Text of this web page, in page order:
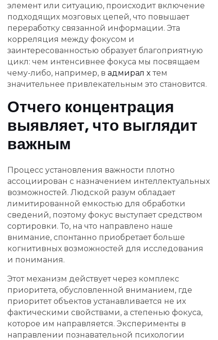
элемент или ситуацию, происходит включение
подходящих мозговых цепей, что повышает
переработку связанной информации. Эта
корреляция между фокусом и
заинтересованностью образует благоприятную
цикл: чем интенсивнее фокуса мы посвящаем
чему-либо, например, в адмирал x тем
значительнее привлекательным это становится.
Отчего концентрация
выявляет, что выглядит
важным
Процесс установления важности плотно
ассоциирован с назначением интеллектуальных
возможностей. Людской разум обладает
лимитированной емкостью для обработки
сведений, поэтому фокус выступает средством
сортировки. То, на что направлено наше
внимание, спонтанно приобретает больше
когнитивных возможностей для исследования
и понимания.
Этот механизм действует через комплекс
приоритета, обусловленной вниманием, где
приоритет объектов устанавливается не их
фактическими свойствами, а степенью фокуса,
которое им направляется. Эксперименты в
направлении познавательной психологии